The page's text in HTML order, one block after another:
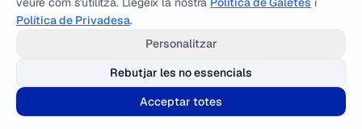
Política de Privadesa.
Personalitzar
Rebutjar les no essencials
Acceptar totes